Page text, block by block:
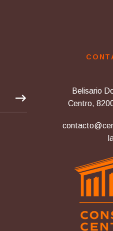
Belisario
Centro,